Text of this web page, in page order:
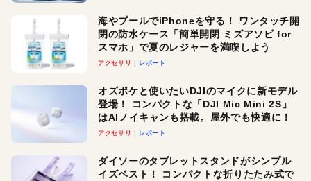
海やプールでiPhoneを守る！ ワンタッチ開
閉の防水ケース「簡単開閉 ミズアソビ for
スマホ」で夏のレジャーを満喫しよう
アクセサリ レポート
オズポケと使いたいDJIのマイクに新モデル
登場！ コンパクトな「DJI Mic Mini 2S」
はAIノイキャンも搭載。屋外でも快適に！
アクセサリ レポート
ダイソーのタブレットスタンドがシンプル
イズベスト！ コンパクトな折りたたみ式で